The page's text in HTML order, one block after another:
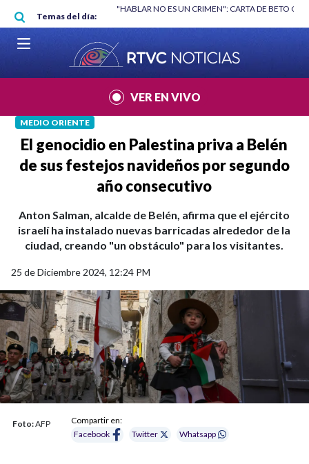
Pasar al contenido principal
Temas del día:
"HABLAR NO ES UN CRIMEN": CARTA DE BETO CORAL |
VER EN VIVO
MEDIO ORIENTE
El genocidio en Palestina priva a Belén
de sus festejos navideños por segundo
año consecutivo
Anton Salman, alcalde de Belén, afirma que el ejército
israelí ha instalado nuevas barricadas alrededor de la
ciudad, creando "un obstáculo" para los visitantes.
25 de Diciembre 2024, 12:24 PM
Foto:AFP
Compartir en:
Facebook
Twitter Whatsapp